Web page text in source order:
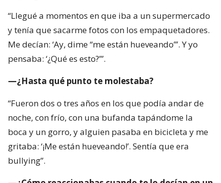
“Llegué a momentos en que iba a un supermercado
y tenía que sacarme fotos con los empaquetadores.
Me decían: ‘Ay, dime “me están hueveando”’. Y yo
pensaba: ‘¿Qué es esto?’”.
—¿Hasta qué punto te molestaba?
“Fueron dos o tres años en los que podía andar de
noche, con frío, con una bufanda tapándome la
boca y un gorro, y alguien pasaba en bicicleta y me
gritaba: ‘¡Me están hueveando!’. Sentía que era
bullying”.